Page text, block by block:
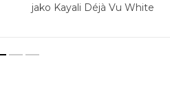
jako Kayali Déjà Vu White